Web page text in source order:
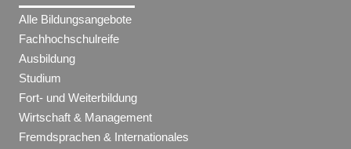
Alle Bildungsangebote
Fachhochschulreife
Ausbildung
Studium
Fort- und Weiterbildung
Wirtschaft & Management
Fremdsprachen & Internationales